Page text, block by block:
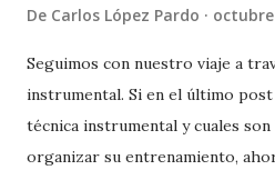
De Carlos López Pardo octubre
Seguimos con nuestro viaje a
instrumental. Si en el último
técnica instrumental y cuales
organizar su entrenamiento,